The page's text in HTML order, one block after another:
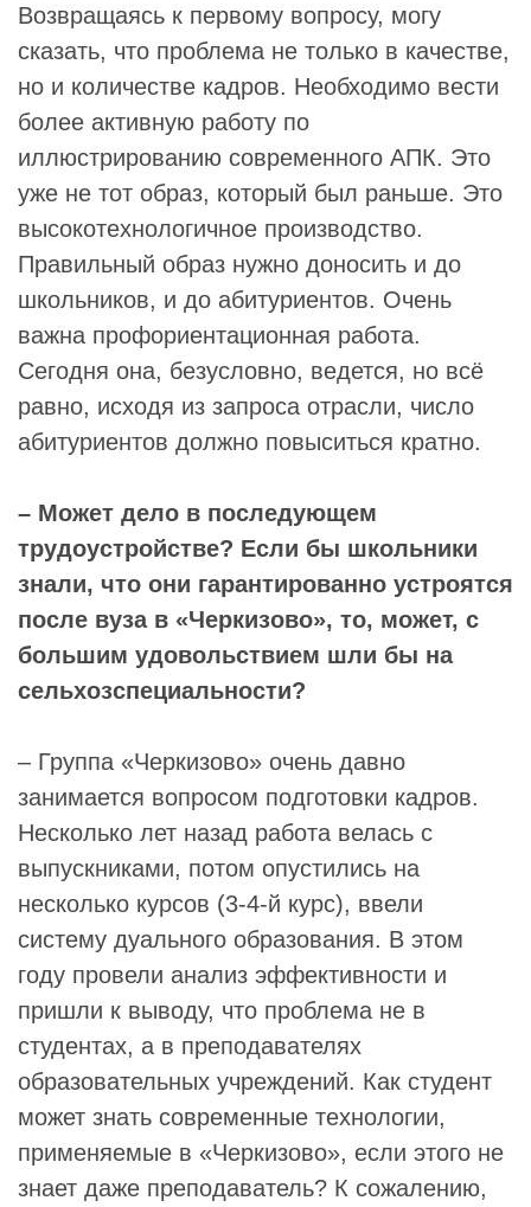
Возвращаясь к первому вопросу, могу
сказать, что проблема не только в качестве,
но и количестве кадров. Необходимо вести
более активную работу по
иллюстрированию современного АПК. Это
уже не тот образ, который был раньше. Это
высокотехнологичное производство.
Правильный образ нужно доносить и до
школьников, и до абитуриентов. Очень
важна профориентационная работа.
Сегодня она, безусловно, ведется, но всё
равно, исходя из запроса отрасли, число
абитуриентов должно повыситься кратно.
– Может дело в последующем
трудоустройстве? Если бы школьники
знали, что они гарантированно устроятся
после вуза в «Черкизово», то, может, с
большим удовольствием шли бы на
сельхозспециальности?
– Группа «Черкизово» очень давно
занимается вопросом подготовки кадров.
Несколько лет назад работа велась с
выпускниками, потом опустились на
несколько курсов (3-4-й курс), ввели
систему дуального образования. В этом
году провели анализ эффективности и
пришли к выводу, что проблема не в
студентах, а в преподавателях
образовательных учреждений. Как студент
может знать современные технологии,
применяемые в «Черкизово», если этого не
знает даже преподаватель? К сожалению,